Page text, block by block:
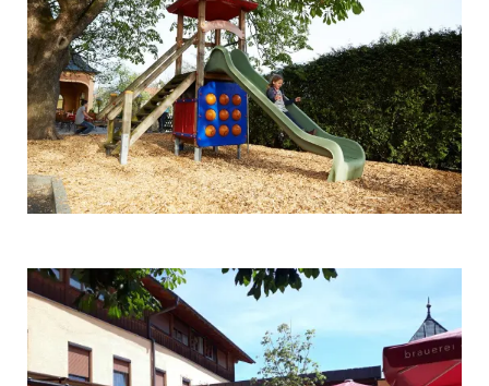
Links
Ausflüge
Kontakt